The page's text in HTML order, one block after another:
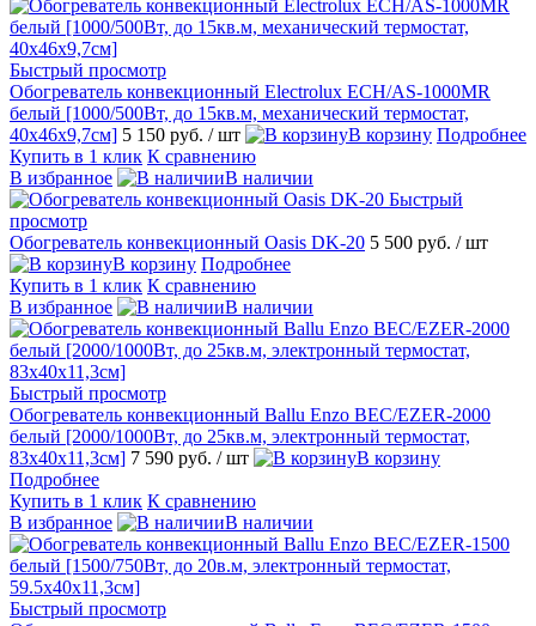
Быстрый просмотр
Обогреватель конвекционный Electrolux ECH/AS-1000MR
белый [1000/500Вт, до 15кв.м, механический термостат,
40х46х9,7см] 5 150 руб. / шт В корзину Подробнее
Купить в 1 клик К сравнению
В избранное
В наличии
Быстрый
просмотр
Обогреватель конвекционный Oasis DK-20 5 500 руб. / шт
В корзину Подробнее
Купить в 1 клик К сравнению
В избранное
В наличии
Быстрый просмотр
Обогреватель конвекционный Ballu Enzo BEC/EZER-2000
белый [2000/1000Вт, до 25кв.м, электронный термостат,
83х40х11,3см] 7 590 руб. / шт
В корзину
Подробнее
Купить в 1 клик К сравнению
В избранное
В наличии
Быстрый просмотр